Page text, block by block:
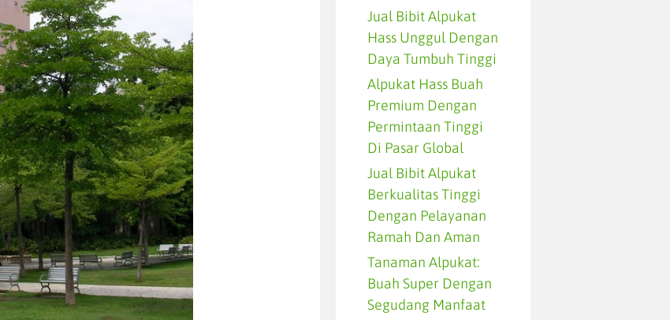
Jual Bibit Alpukat
Hass Unggul Dengan
Daya Tumbuh Tinggi
Alpukat Hass Buah
Premium Dengan
Permintaan Tinggi
Di Pasar Global
Jual Bibit Alpukat
Berkualitas Tinggi
Dengan Pelayanan
Ramah Dan Aman
Tanaman Alpukat:
Buah Super Dengan
Segudang Manfaat